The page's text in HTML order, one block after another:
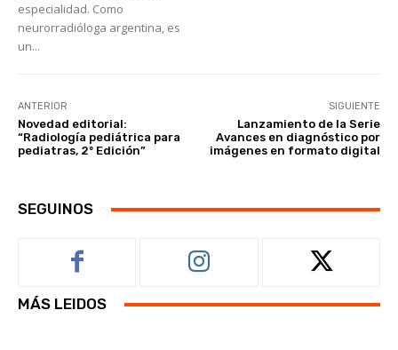
especialidad. Como
neurorradióloga argentina, es
un...
ANTERIOR
Novedad editorial:
“Radiología pediátrica para
pediatras, 2º Edición”
SIGUIENTE
Lanzamiento de la Serie
Avances en diagnóstico por
imágenes en formato digital
SEGUINOS
MÁS LEIDOS